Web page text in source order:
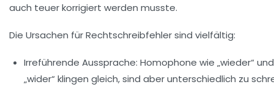
auch teuer korrigiert werden musste.
Die Ursachen für Rechtschreibfehler sind vielfältig:
Irreführende Aussprache: Homophone wie „wieder“ und
„wider“ klingen gleich, sind aber unterschiedlich zu